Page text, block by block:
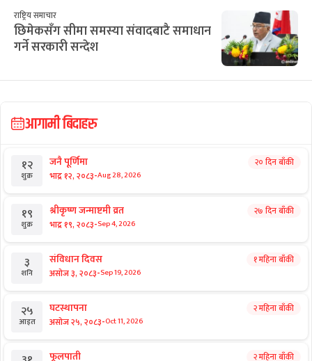
राष्ट्रिय समाचार
छिमेकसँग सीमा समस्या संवादबाटै समाधान
गर्ने सरकारी सन्देश
आगामी बिदाहरु
१२
शुक्र
जनै पूर्णिमा
भाद्र १२, २०८३-Aug 28, 2026
२० दिन बाँकी
१९
शुक्र
श्रीकृष्ण जन्माष्टमी व्रत
भाद्र १९, २०८३-Sep 4, 2026
२७ दिन बाँकी
३
शनि
संविधान दिवस
असोज ३, २०८३-Sep 19, 2026
१ महिना बाँकी
२५
आइत
घटस्थापना
असोज २५, २०८३-Oct 11, 2026
२ महिना बाँकी
फूलपाती २ महिना बाँकी